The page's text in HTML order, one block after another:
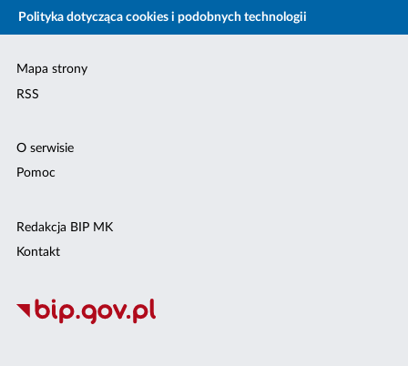
Polityka dotycząca cookies i podobnych technologii
Mapa strony
RSS
O serwisie
Pomoc
Redakcja BIP MK
Kontakt